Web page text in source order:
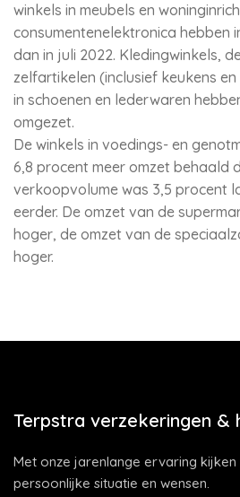
winkels in meubels en
consumentenelektronica hebben
dan in juli 2022. Kledingwinkels,
zelfartikelen (inclusief keukens
in schoenen en lederwaren
omgezet.
De winkels in voedings- en
6,8 procent meer omzet behaald
verkoopvolume was 3,5 procent
eerder. De omzet van de
hoger, de omzet van de
hoger.
Terpstra verzekeringen &
Met onze jarenlange ervaring
persoonlijke situatie en wensen.